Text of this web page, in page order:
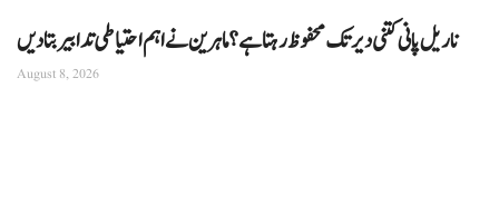
ناریل پانی کتنی دیر تک محفوظ رہتا ہے؟ ماہرین نے اہم احتیاطی تدابیر بتا دیں
August 8, 2026